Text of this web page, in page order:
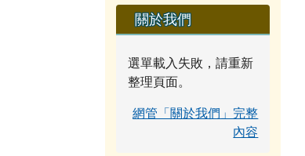
關於我們
選單載入失敗，請重新
整理頁面。
網管「關於我們」完整
內容